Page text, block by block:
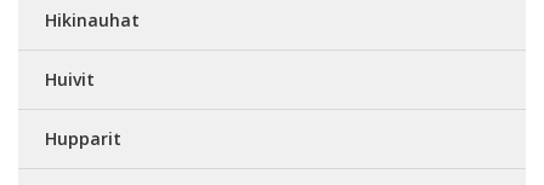
Hikinauhat
Huivit
Hupparit